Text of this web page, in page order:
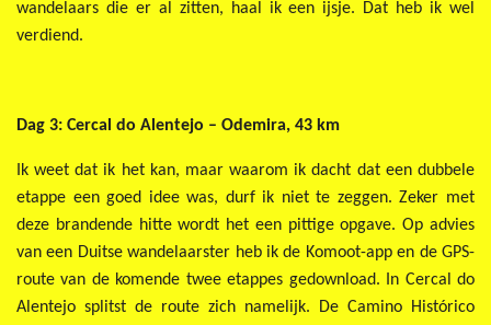
wandelaars die er al zitten, haal ik een ijsje. Dat heb ik wel
verdiend.
Dag 3: Cercal do Alentejo – Odemira, 43 km
Ik weet dat ik het kan, maar waarom ik dacht dat een dubbele
etappe een goed idee was, durf ik niet te zeggen. Zeker met
deze brandende hitte wordt het een pittige opgave. Op advies
van een Duitse wandelaarster heb ik de Komoot-app en de GPS-
route van de komende twee etappes gedownload. In Cercal do
Alentejo splitst de route zich namelijk. De Camino Histórico